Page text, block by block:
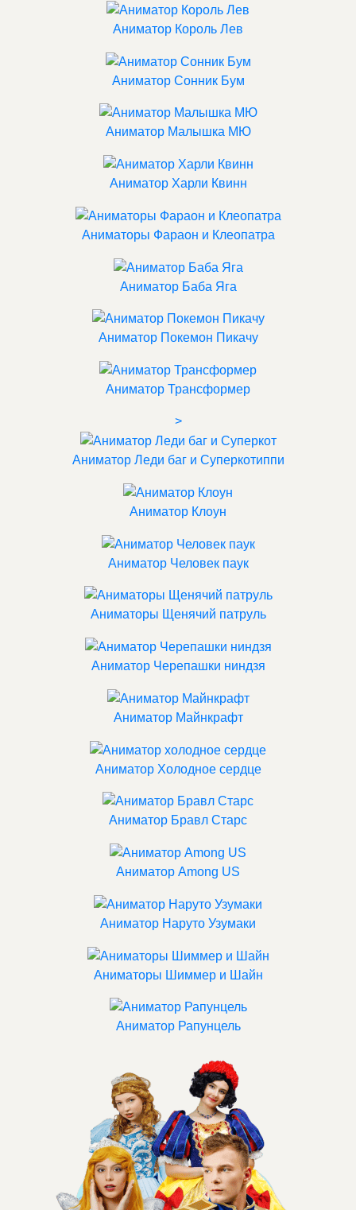
Аниматор Король Лев
Аниматор Сонник Бум
Аниматор Малышка МЮ
Аниматор Харли Квинн
Аниматоры Фараон и Клеопатра
Аниматор Баба Яга
Аниматор Покемон Пикачу
Аниматор Трансформер
>
Аниматор Леди баг и Суперкотиппи
Аниматор Клоун
Аниматор Человек паук
Аниматоры Щенячий патруль
Аниматор Черепашки ниндзя
Аниматор Майнкрафт
Аниматор Холодное сердце
Аниматор Бравл Старс
Аниматор Among US
Аниматор Наруто Узумаки
Аниматоры Шиммер и Шайн
Аниматор Рапунцель